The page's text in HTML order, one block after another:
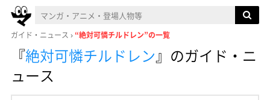
ガイド・ニュース “絶対可憐チルドレン”の一覧
『絶対可憐チルドレン』 のガイド・ニ
ュース